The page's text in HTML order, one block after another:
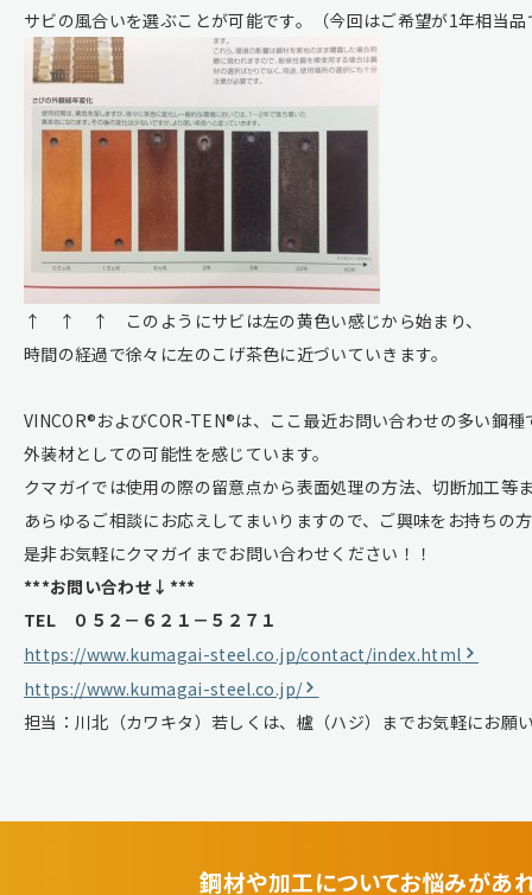
サビの風合いを選ぶことが可能です。（今回はご希望が1年相当
↑ ↑ ↑ このようにサビは左の黄色い感じから始まり、
時間の経過で徐々に左のこげ茶色に近づいていきます。
VINCOR®およびCOR-TEN®は、ここ最近お問い合わせの多い鋼種
外装材としての可能性を感じています。
クマガイでは使用の際の留意点から表面処理の方法、切断加工等
あらゆるご相談にお応えしてまいりますので、ご興味をお持ちの
是非お気軽にクマガイまでお問い合わせください！！
***お問い合わせ↓***
TEL ０５２－６２１－５２７１
https://www.kumagai-steel.co.jp/contact/index.html
https://www.kumagai-steel.co.jp/
担当：川北（カワキタ）若しくは、櫨（ハジ）までお気軽にお願
鋼材や加工についてお悩みがあ